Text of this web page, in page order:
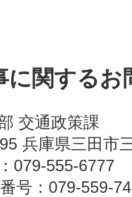
に関するお
交通政策課
兵庫県三田市
079-555-6777
号：079-559-